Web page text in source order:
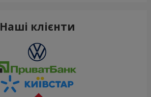
Наші клієнти